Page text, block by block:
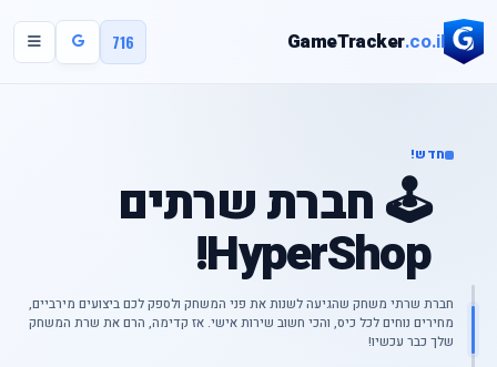
GameTracker.co.il
716
חדש!
🕹️ חברת שרתים
HyperShop!
חברת שרתי משחק שהגיעה לשנות את פני המשחק ולספק לכם ביצועים מירביים,
מחירים נוחים לכל כיס, והכי חשוב שירות אישי. אז קדימה, הרם את שרת המשחק
שלך כבר עכשיו!